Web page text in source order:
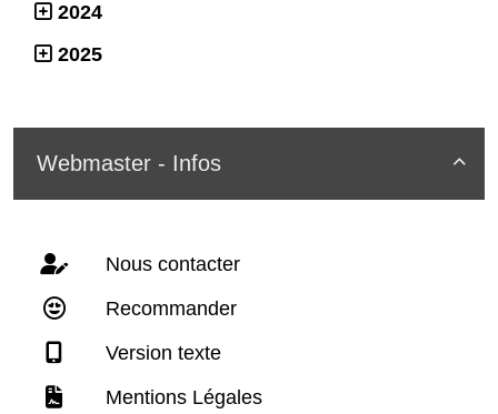
2024
2025

Webmaster - Infos
Nous contacter
Recommander
Version texte
Mentions Légales